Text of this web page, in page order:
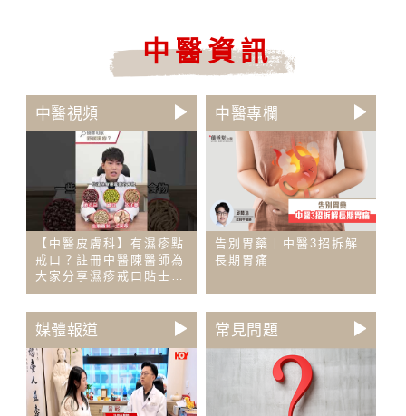
中醫資訊
中醫視頻
【中醫皮膚科】有濕疹點
戒口？註冊中醫陳醫師為
大家分享濕疹戒口貼士及
舒緩食物推薦！
中醫專欄
告別胃藥丨中醫3招拆解
長期胃痛
媒體報道 常見問題